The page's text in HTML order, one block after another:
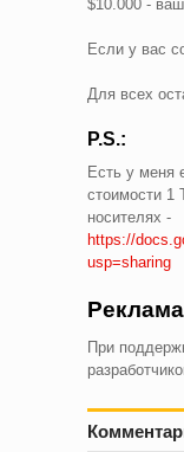
Если у вас
Для всех
P.S.:
Есть у меня
стоимости 1
носителях -
https://
usp=sharing
Реклама
При